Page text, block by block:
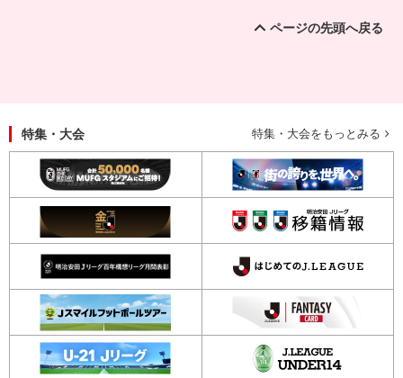
ページの先頭へ戻る
特集・大会 特集・大会をもっとみる